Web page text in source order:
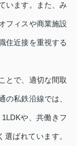
います。また、み
フィスや商業施設
住近接を重視する
とで、適切な間取
の私鉄沿線では、
や、共働きフ
ばれています。